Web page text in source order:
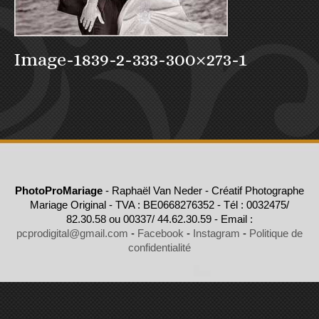
Image-1839-2-333-300×273-1
PhotoProMariage - Raphaël Van Neder - Créatif Photographe
Mariage Original - TVA : BE0668276352 - Tél : 0032475/
82.30.58 ou 00337/ 44.62.30.59 - Email :
pcprodigital@gmail.com - Facebook - Instagram - Politique de
confidentialité